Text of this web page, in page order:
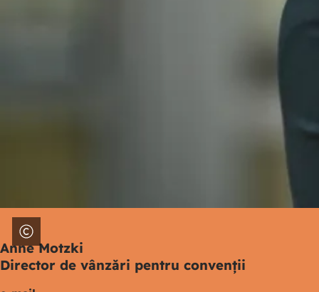
Anne Motzki
Director de vânzări pentru convenții